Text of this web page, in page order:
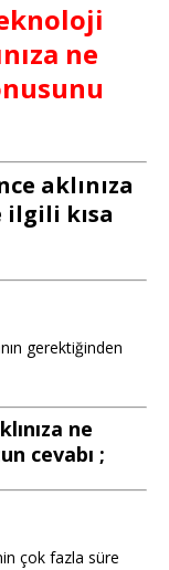
ne
aklınıza
ilgili kısa
gerektiğinden
ne
cevabı ;
çok fazla süre